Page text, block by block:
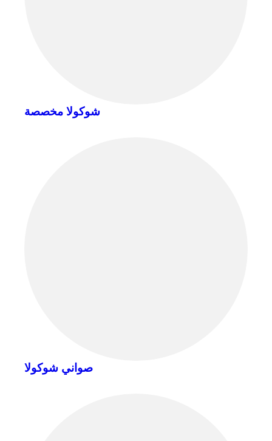
شوكولا مخصصة
صواني شوكولا